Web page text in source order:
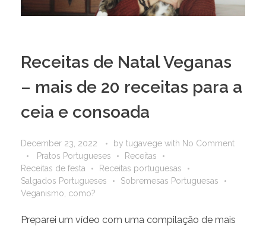
Receitas de Natal Veganas
– mais de 20 receitas para a
ceia e consoada
December 23, 2022 by tugavege with No Comment
Pratos Portugueses
Receitas
Receitas de festa
Receitas portuguesas
Salgados Portugueses
Sobremesas Portuguesas
Veganismo, como?
Preparei um vídeo com uma compilação de mais